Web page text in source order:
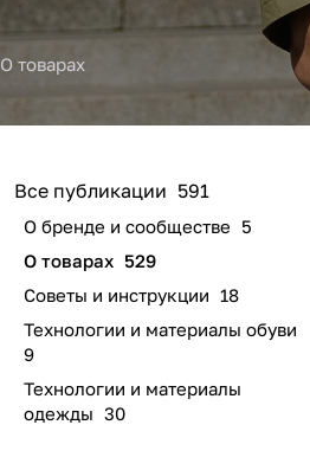
О товарах
Все публикации 591
О бренде и сообществе
5
О товарах 529
Советы и инструкции 18
Технологии и материалы обуви
9
Технологии и материалы
одежды 30